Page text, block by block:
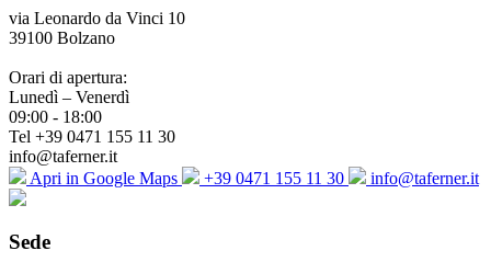
via Leonardo da Vinci 10
39100 Bolzano
Orari di apertura:
Lunedì – Venerdì
09:00 - 18:00
Tel +39 0471 155 11 30
info@taferner.it
Apri in Google Maps
+39 0471 155 11 30 info@taferner.it
Sede